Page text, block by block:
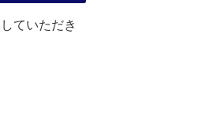
ていただき